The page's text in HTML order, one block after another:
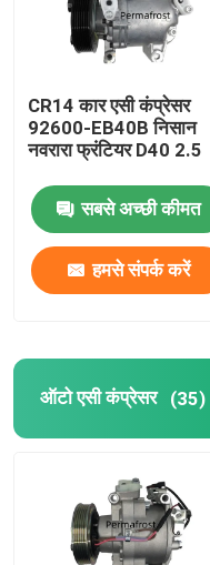
उत्पाद
हमारे बारे में
कारखाने का दौरा
एक उद्धरण का अनुरोध करें
कार एसी कंप्रेसर
CR14 कार एसी कंप्रेसर
92600-EB40B निसान
नवरारा फ्रंटियर D40 2.5
सबसे अच्छी कीमत
हमसे संपर्क करें
ऑटो एसी कंप्रेसर (35)